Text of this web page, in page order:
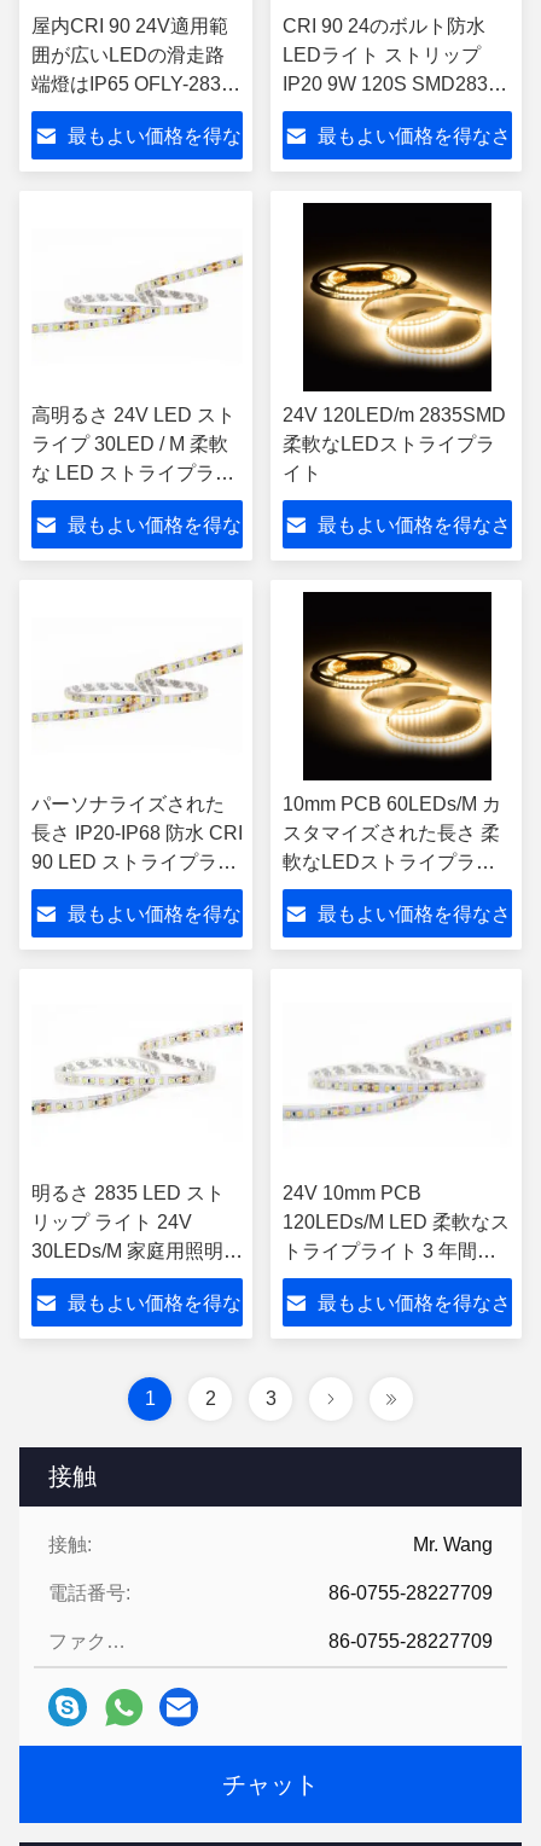
接触
接触: Mr. Wang
電話番号: 86-0755-28227709
ファクシミリ: 86-0755-28227709
チャット
屋内CRI 90 24V適用範
囲が広いLEDの滑走路
端燈はIP65 OFLY-2835-
60S-X-3-Lを防水する
最もよい価格を得な
CRI 90 24のボルト防水
LEDライト ストリップ
IP20 9W 120S SMD2835
2200K - 6000K
最もよい価格を得なさ
高明るさ 24V LED スト
ライプ 30LED / M 柔軟
な LED ストライプライ
ト オーダーメイド照明
ソリューション
最もよい価格を得な
24V 120LED/m 2835SMD
柔軟なLEDストライプラ
イト
最もよい価格を得なさ
パーソナライズされた
長さ IP20-IP68 防水 CRI
90 LED ストライプライ
ト 2835 SMD の柔軟な
LED ストライプ
最もよい価格を得な
10mm PCB 60LEDs/M カ
スタマイズされた長さ 柔
軟なLEDストライプライ
ト SMD 2835 LEDライト
ストライプ
最もよい価格を得なさ
明るさ 2835 LED スト
リップ ライト 24V
30LEDs/M 家庭用照明用
3 年保証付き
最もよい価格を得な
24V 10mm PCB
120LEDs/M LED 柔軟なス
トライプライト 3 年間の
保証と IP20 評価
最もよい価格を得なさ
1 2 3